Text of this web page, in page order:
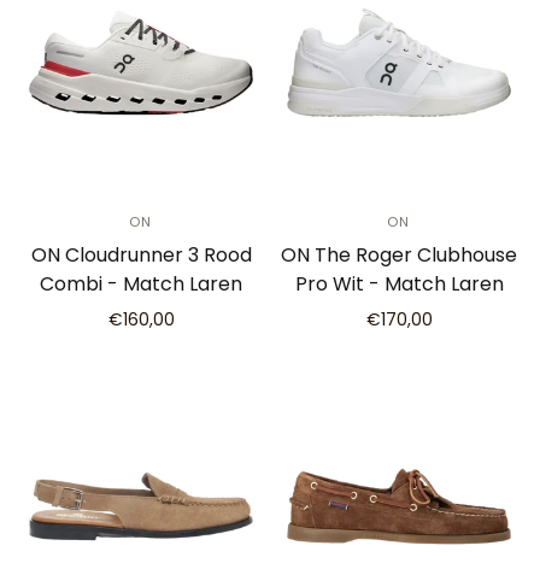
ON
ON Cloudrunner 3 Rood
Combi - Match Laren
€160,00
ON
ON The Roger Clubhouse
Pro Wit - Match Laren
€170,00